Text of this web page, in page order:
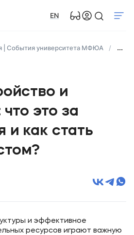
EN
| События университета МФЮА
и
это за
и как стать
и эффективное
ресурсов играют важную